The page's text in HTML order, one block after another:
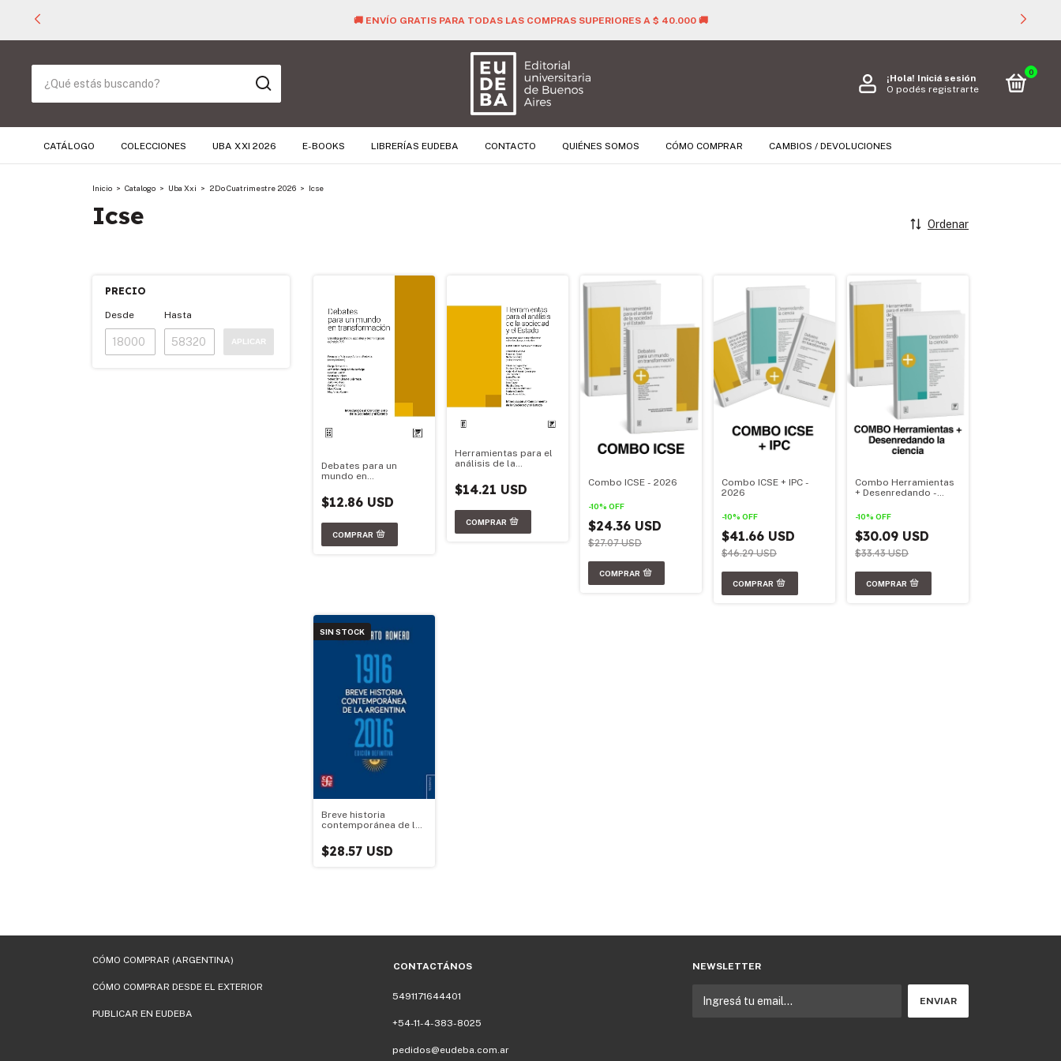
🚚 ENVÍO GRATIS PARA TODAS LAS COMPRAS SUPERIORES A $ 40.000 🚚
¡Hola! Iniciá sesión
O podés registrarte
0
CATÁLOGO COLECCIONES UBA XXI 2026 E-BOOKS LIBRERÍAS EUDEBA CONTACTO QUIÉNES SOMOS CÓMO COMPRAR CAMBIOS / DEVOLUCIONES
Inicio > Catalogo > Uba Xxi > 2Do Cuatrimestre 2026 > Icse
Icse Ordenar
PRECIO
Desde Hasta
APLICAR
Debates para un
mundo en
$12.86 USD
Herramientas para el
análisis de la
Edición 2026
$14.21 USD Combo ICSE - 2026
-10% OFF
$24.36 USD
$27.07 USD
Combo ICSE + IPC -
2026
-10% OFF
$41.66 USD
$46.29 USD
Combo Herramientas
+ Desenredando -
-10% OFF
$30.09 USD
$33.43 USD
SIN STOCK
Breve historia
contemporánea de la
$28.57 USD
CÓMO COMPRAR (ARGENTINA)
CÓMO COMPRAR DESDE EL EXTERIOR
PUBLICAR EN EUDEBA
CONTACTÁNOS
5491171644401
+54-11-4-383-8025
pedidos@eudeba.com.ar
NEWSLETTER